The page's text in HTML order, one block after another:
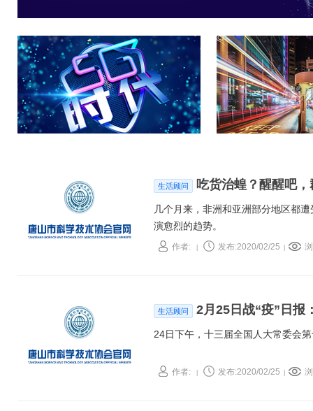
生活顾问 吃货治蝗？醒醒吧
几个月来，非洲和亚洲部分地区都
演愈烈的趋势。
作者: 发布:2020/02/25
生活顾问 2月25日战“疫”日报
24日下午，十三届全国人大常委会
作者: 发布:2020/02/25